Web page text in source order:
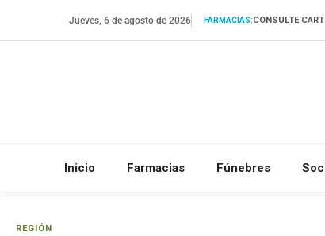
Jueves, 6 de agosto de 2026 FARMACIAS:CONSULTE
Inicio Farmacias Fúnebres